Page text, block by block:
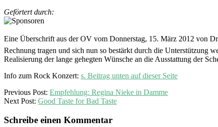
Geförtert durch:
Eine Überschrift aus der OV vom Donnerstag, 15. März 2012 von
Rechnung tragen und sich nun so bestärkt durch die Unterstützung
Realisierung der lange gehegten Wünsche an die Ausstattung der
Info zum Rock Konzert: s. Beitrag unten auf dieser Seite
2012-
03-
Previous Post: Empfehlung: Regina Nieke in Damme
Next Post: Good Taste for Bad Taste
Schreibe einen Kommentar